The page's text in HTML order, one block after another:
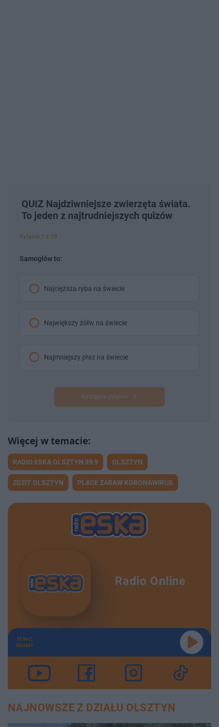
QUIZ Najdziwniejsze zwierzęta świata.
To jeden z najtrudniejszych quizów
Pytanie 1 z 10
Samogłów to:
Najcięższa ryba na świecie
Największy żółw na świecie
Najmniejszy płaz na świecie
Następne pytanie
RADIO ESKA OLSZTYN 89,9 OLSZTYN
ZDZIT OLSZTYN PLACE ZABAW KORONAWIRUS
Radio Online
TERAZ
GRAMY
NAJNOWSZE Z DZIAŁU OLSZTYN